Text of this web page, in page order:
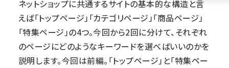
ネットショップに共通するサイトの基本的な構造と言
えば「トップページ」「カテゴリページ」「商品ページ」
「特集ページ」の4つ。今回から2回に分けて、それぞれ
のページにどのようなキーワードを選べばいいのかを
説明します。今回は前編。「トップページ」と「特集ペー